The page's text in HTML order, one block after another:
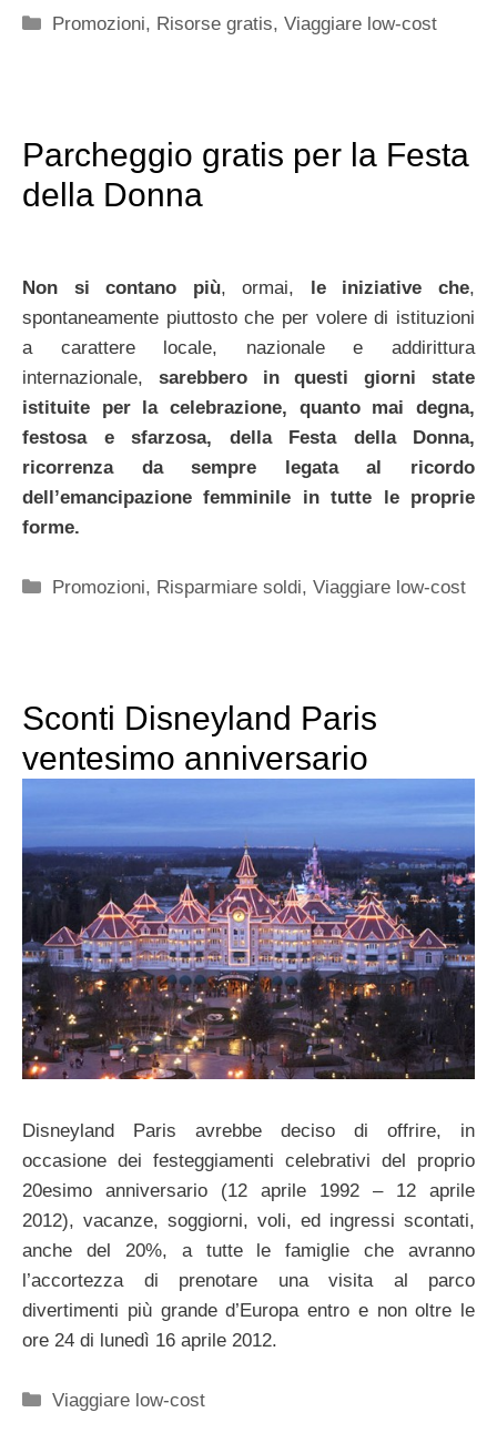
Categorie
Promozioni, Risorse gratis,Viaggiare low-cost
Parcheggio gratis per la Festa
della Donna
Non si contano più, ormai, le iniziative che,
spontaneamente piuttosto che per volere di istituzioni
a carattere locale, nazionale e addirittura
internazionale, sarebbero in questi giorni state
istituite per la celebrazione, quanto mai degna,
festosa e sfarzosa, della Festa della Donna,
ricorrenza da sempre legata al ricordo
dell’emancipazione femminile in tutte le proprie
forme.
Categorie
Promozioni, Risparmiare soldi,Viaggiare low-cost
Sconti Disneyland Paris
ventesimo anniversario
Disneyland Paris avrebbe deciso di offrire, in
occasione dei festeggiamenti celebrativi del proprio
20esimo anniversario (12 aprile 1992 – 12 aprile
2012), vacanze, soggiorni, voli, ed ingressi scontati,
anche del 20%, a tutte le famiglie che avranno
l’accortezza di prenotare una visita al parco
divertimenti più grande d’Europa entro e non oltre le
ore 24 di lunedì 16 aprile 2012.
Categorie
Viaggiare low-cost